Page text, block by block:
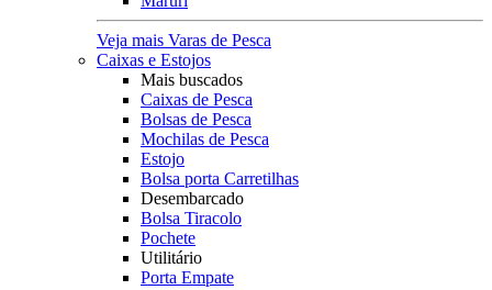
Veja mais Varas de Pesca
Caixas e Estojos
Mais buscados
Caixas de Pesca
Bolsas de Pesca
Mochilas de Pesca
Estojo
Bolsa porta Carretilhas
Desembarcado
Bolsa Tiracolo
Pochete
Utilitário
Porta Empate